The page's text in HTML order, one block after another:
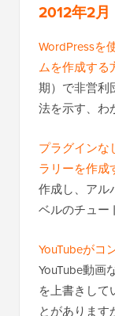
2012年2月
WordPressを
ムを作成する
期）で非営利
法を示す、わ
プラグインな
ラリーを作成
作成し、アル
ベルのチュー
YouTubeがコ
YouTube動画
を上書きして
とがあります